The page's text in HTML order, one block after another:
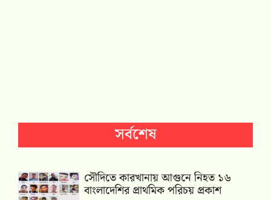
সর্বশেষ
সৌদিতে কারখানায় আগুনে নিহত ১৬
বাংলাদেশির প্রাথমিক পরিচয় প্রকাশ